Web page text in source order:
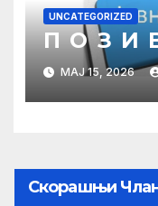
UNCATEGORIZED
П О З И
МАЈ 15, 2026
Скорашњи